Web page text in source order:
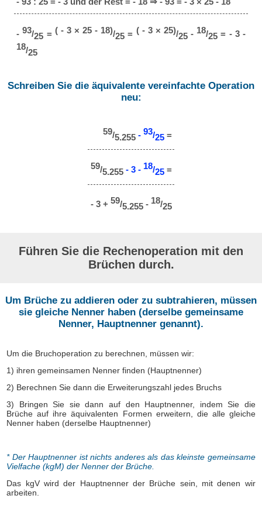
- 93/25 = ( - 3 × 25 - 18)/25 = ( - 3 × 25)/25 - 18/25 = - 3 -
18/25
Schreiben Sie die äquivalente vereinfachte Operation
neu:
59/5.255- 93/25=
59/5.255- 3 - 18/25=
- 3 + 59/5.255- 18/25
Führen Sie die Rechenoperation mit den
Brüchen durch.
Um Brüche zu addieren oder zu subtrahieren, müssen
sie gleiche Nenner haben (derselbe gemeinsame
Nenner, Hauptnenner genannt).
Um die Bruchoperation zu berechnen, müssen wir:
1) ihren gemeinsamen Nenner finden (Hauptnenner)
2) Berechnen Sie dann die Erweiterungszahl jedes Bruchs
3) Bringen Sie sie dann auf den Hauptnenner, indem Sie die
Brüche auf ihre äquivalenten Formen erweitern, die alle gleiche
Nenner haben (derselbe Hauptnenner)
* Der Hauptnenner ist nichts anderes als das kleinste gemeinsame
Vielfache (kgM) der Nenner der Brüche.
Das kgV wird der Hauptnenner der Brüche sein, mit denen wir
arbeiten.